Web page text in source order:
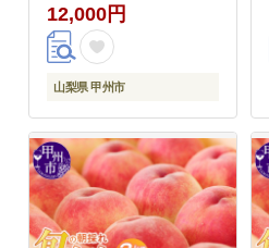
12,000円
山梨県 甲州市